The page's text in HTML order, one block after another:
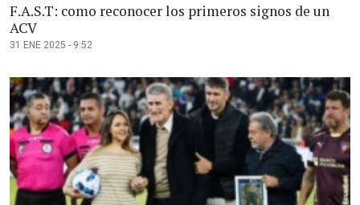
F.A.S.T: como reconocer los primeros signos de un
ACV
31 ENE 2025 - 9:52